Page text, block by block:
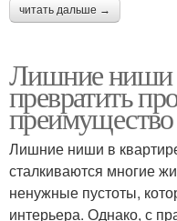
читать дальше →
Лишние ниши
превратить
преимущество
Лишние ниши в
сталкиваются многие
ненужные пустоты,
интерьера. Однако, с